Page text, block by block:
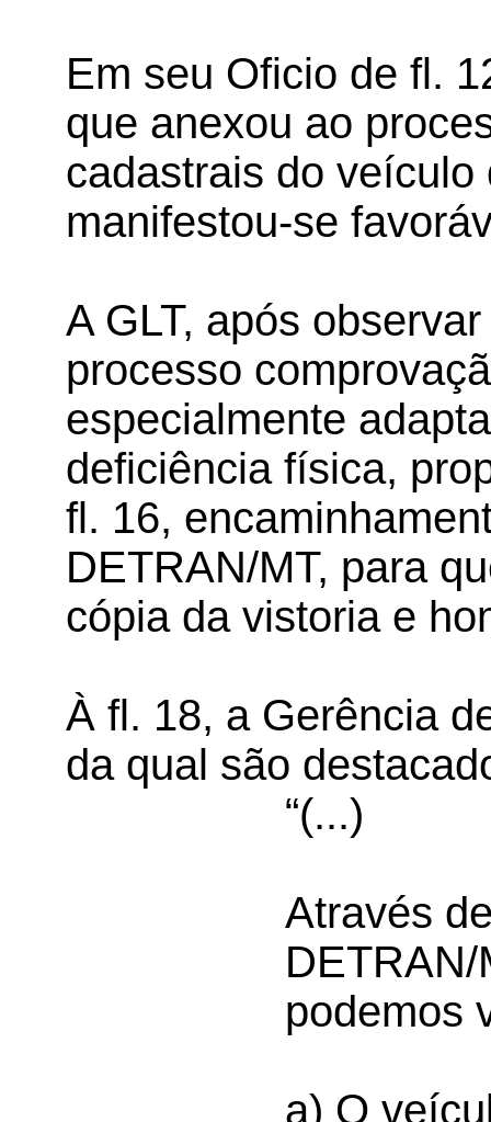
Em seu Oficio de fl.
que anexou ao
cadastrais do
manifestou-se
A GLT, após
processo
especialmente
deficiência física,
fl. 16,
DETRAN/MT, para
cópia da vistoria e
À fl. 18, a Gerência
da qual são
“(...)
Através
podemos
a) O